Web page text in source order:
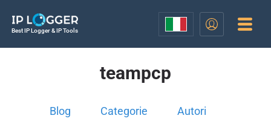
Best IP Logger & IP Tools
teampcp
Blog Categorie Autori